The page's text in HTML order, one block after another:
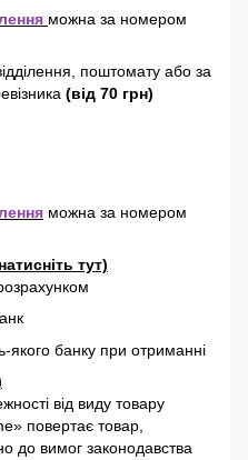
можна за номером
поштомату або за
(від 70 грн)
можна за номером
тут)
якого банку при отриманні
від виду товару
повертає товар,
до вимог законодавства